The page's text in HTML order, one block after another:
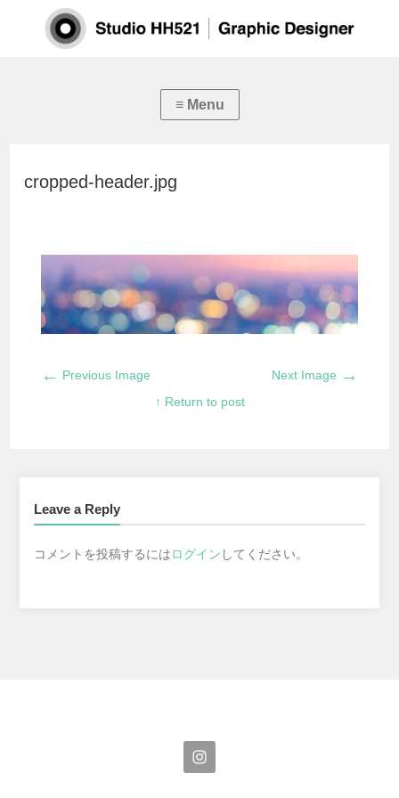
cropped-header.jpg
← Previous Image Next Image →
↑ Return to post
Leave a Reply
コメントを投稿するにはログイン してください。